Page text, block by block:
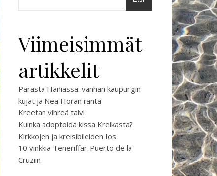
Viimeisimmät
artikkelit
Parasta Haniassa: vanhan kaupungin
kujat ja Nea Horan ranta
Kreetan vihreä talvi
Kuinka adoptoida kissa Kreikasta?
Kirkkojen ja kreisibileiden Ios
10 vinkkiä Teneriffan Puerto de la
Cruziin